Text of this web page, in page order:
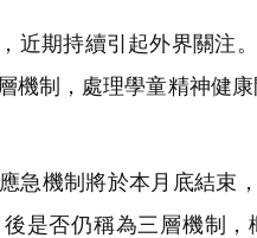
近期持續引起外界關注
機制，處理學童精神健
急機制將於本月底結束
是否仍稱為三層機制